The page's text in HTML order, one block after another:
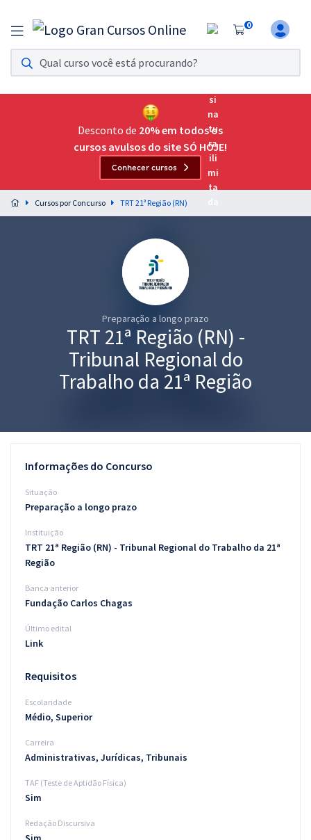
0
Assinatura Ilimitada 11
Acesso a todos os cursos. Teste grátis por 7 dias!
Assinatura OAB Até Passar
Acesso ilimitado a toda preparação para o Exame da
Preparação completa e intensiva para as principais
residências em saúde do Brasil
Blog
Aprovados
Desconto de 20% em todos os
cursos avulsos do site SÓ HOJE!
Conhecer cursos
Cursos por Concurso TRT 21ª Região (RN)
Preparação a longo prazo
TRT 21ª Região (RN) -
Tribunal Regional do
Trabalho da 21ª Região
Informações do Concurso
Situação
Preparação a longo prazo
Instituição
TRT 21ª Região (RN) - Tribunal Regional do Trabalho da 21ª
Região
Banca anterior
Fundação Carlos Chagas
Último edital
Link
Requisitos
Escolaridade
Médio, Superior
Carreira
Administrativas, Jurídicas, Tribunais
TAF (Teste de Aptidão Física)
Sim
Redação Discursiva